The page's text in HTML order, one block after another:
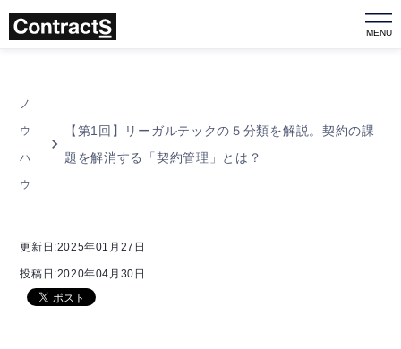
MENU
ノ
ウ
ハ
ウ
【第1回】リーガルテックの５分類を解説。契約の課
題を解消する「契約管理」とは？
更新日:2025年01月27日
投稿日:2020年04月30日